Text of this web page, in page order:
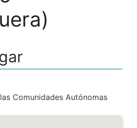
Comunidades Autónomas